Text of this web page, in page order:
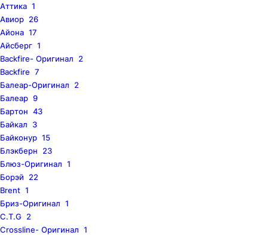
Аттика 1
Авиор 26
Айона 17
Айсберг 1
Backfire- Оригинал
2
Backfire 7
Балеар-Оригинал
2
Балеар 9
Бартон 43
Байкал
3
Байконур 15
Блэкберн
23
Блюз-Оригинал 1
Борэй
22
Brent 1
Бриз-Оригинал 1
C.T.G
2
Crossline- Оригинал 1